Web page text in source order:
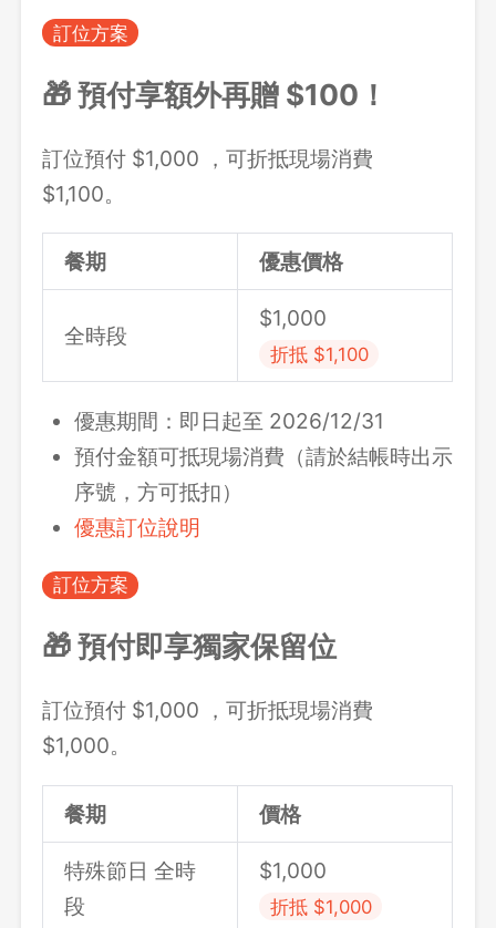
訂位方案
🎁 預付享額外再贈 $100！
訂位預付 $1,000 ，可折抵現場消費
$1,100。
餐期 優惠價格
全時段
$1,000
折抵 $1,100
優惠期間：即日起至 2026/12/31
預付金額可抵現場消費（請於結帳時出示
序號，方可抵扣）
優惠訂位說明
訂位方案
🎁 預付即享獨家保留位
訂位預付 $1,000 ，可折抵現場消費
$1,000。
餐期 價格
特殊節日 全時
段
$1,000
折抵 $1,000